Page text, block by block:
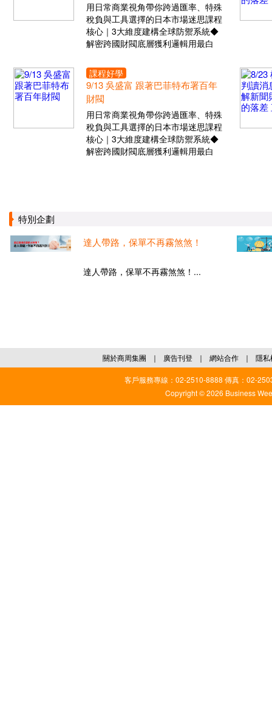
用日常商業視角帶你跨過匯率、特殊
稅負與工具選擇的日本市場迷思課程
核心｜3大維度建構全球防禦系統◆
解密跨國財閥底層獲利邏輯用最白
課程好學
9/13 吳盛富 跟著巴菲特布署百年
財閥
用日常商業視角帶你跨過匯率、特殊
稅負與工具選擇的日本市場迷思課程
核心｜3大維度建構全球防禦系統◆
解密跨國財閥底層獲利邏輯用最白
特別企劃
達人帶路，保單不再霧煞煞！
達人帶路，保單不再霧煞煞！...
關於商周集團 ｜ 廣告刊登 ｜ 網站合作 ｜ 隱私
客戶服務專線：02-2510-8888 傳真：02-
Copyright © 2026 Business